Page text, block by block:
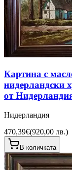
Картина с
нидерландски
от
Нидерландия
470,39€(920,00 лв.)
В количката